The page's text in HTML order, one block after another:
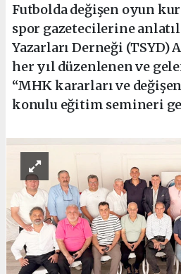
Futbolda değişen oyun
spor gazetecilerine
Yazarları Derneği (TSYD)
her yıl düzenlenen ve
“MHK kararları ve
konulu eğitim semineri